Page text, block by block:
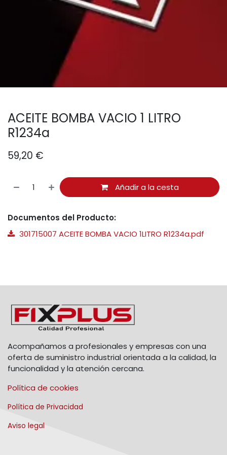
ACEITE BOMBA VACIO 1 LITRO
R1234a
59,20 €
Añadir a la cesta
Documentos del Producto:
301715007 ACEITE BOMBA VACIO 1LITRO R1234a.pdf
Acompañamos a profesionales y empresas con una
oferta de suministro industrial orientada a la calidad, la
funcionalidad y la atención cercana.
Política de cookies
Política de Privacidad
Aviso legal